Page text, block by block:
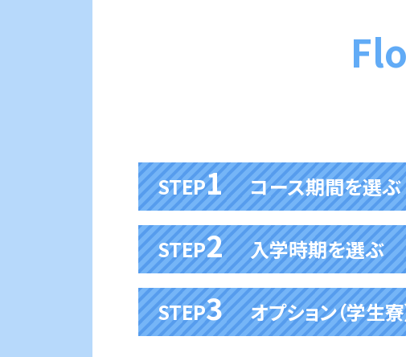
STEP1 コース期間を選ぶ
学習予定期間：１年〜２年
(海外にお住いの方)
留学ビザが
必要な方
原則、
留学ビ
留学ビ
申請は
STEP2 入学時期を選ぶ
留学ビザで
入学を
留学ビザ
留学ビ
STEP3 オプション（学生